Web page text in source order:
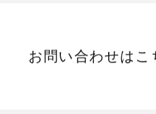
お問い合わせはこ